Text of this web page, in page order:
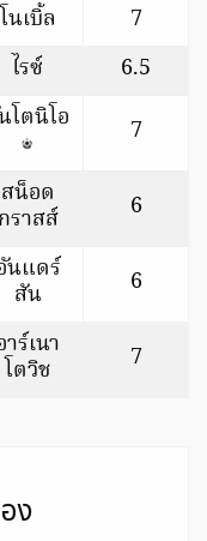
โนเบิ้ล
7
ไรซ์
6.5
โตนิโอ 7
สน็อด
กราสส์ 6
นแดร์
สัน 6
าร์เนา
โตวิช 7
ง